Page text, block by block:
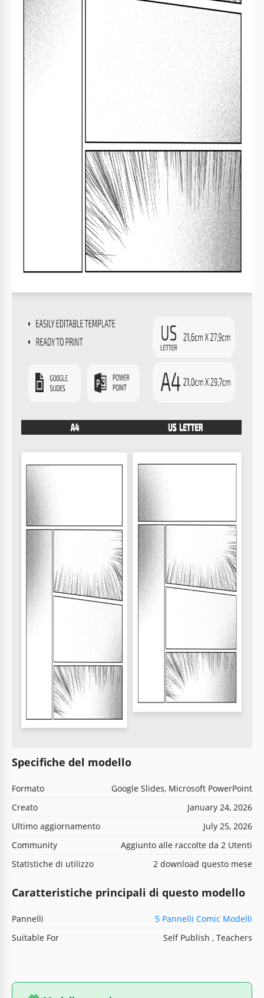
Specifiche del modello
Formato
Google Slides, Microsoft PowerPoint
Creato
January 24, 2026
Ultimo aggiornamento
July 25, 2026
Community
Aggiunto alle raccolte da 2 Utenti
Statistiche di utilizzo
2 download questo mese
Caratteristiche principali di questo modello
Pannelli
5 Pannelli Comic Modelli
Suitable For
Self Publish , Teachers